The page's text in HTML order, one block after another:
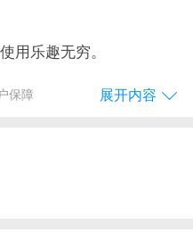
用乐趣无穷。
车进行冒险。
英雄。
保障 展开内容